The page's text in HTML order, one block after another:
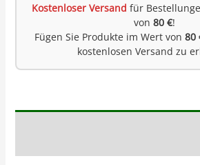
Kostenloser Versand für
von 80 €!
Fügen Sie Produkte im Wert von 80
kostenlosen Versand zu